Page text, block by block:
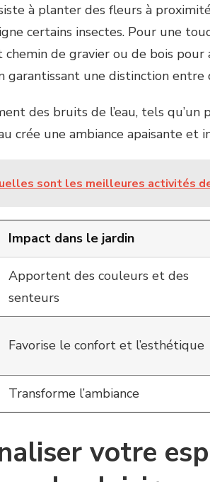
à planter des fleurs à
certains insectes. Pour une
de gravier ou de bois pour
garantissant une distinction
des bruits de l’eau, tels
crée une ambiance apaisante et
sont les meilleures activités
Impact dans le jardin
Apportent des couleurs et des
senteurs
Favorise le confort et l’esthétique
Transforme l’ambiance
votre